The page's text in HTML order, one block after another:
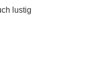
lustig